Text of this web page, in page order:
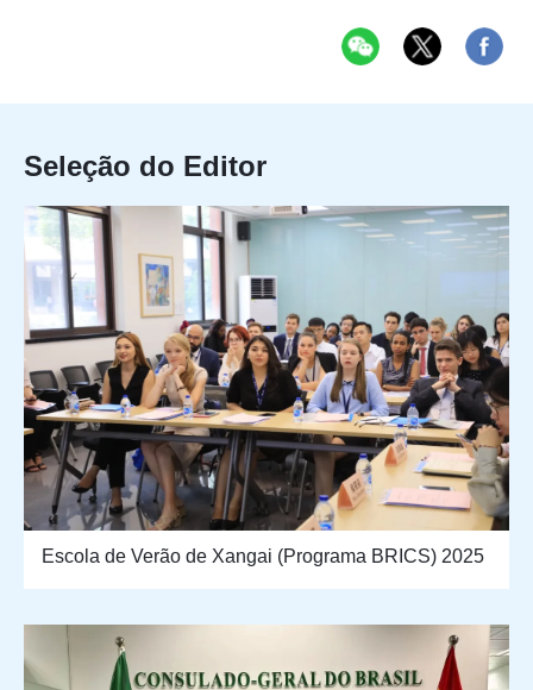
Seleção do Editor
Escola de Verão de Xangai (Programa BRICS) 2025